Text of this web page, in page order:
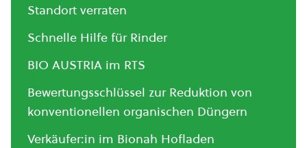
Standort verraten
Schnelle Hilfe für Rinder
BIO AUSTRIA im RTS
Bewertungsschlüssel zur Reduktion von
konventionellen organischen Düngern
Verkäufer:in im Bionah Hofladen